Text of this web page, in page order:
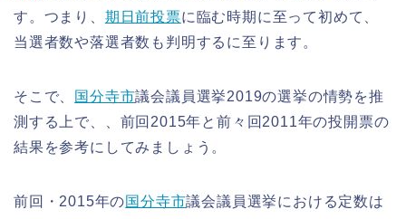
す。つまり、 期日前投票に臨む時期に至って初めて、
当選者数や落選者数も判明するに至ります。
そこで、 国分寺市議会議員選挙2019の選挙の情勢を推
測する上で、、前回2015年と前々回2011年の投開票の
結果を参考にしてみましょう。
前回・2015年の国分寺市議会議員選挙における定数は